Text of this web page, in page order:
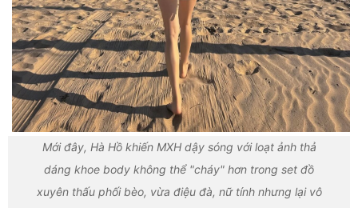
Mới đây, Hà Hồ khiến MXH dậy sóng với loạt ảnh thả
dáng khoe body không thể "cháy" hơn trong set đồ
xuyên thấu phối bèo, vừa điệu đà, nữ tính nhưng lại vô